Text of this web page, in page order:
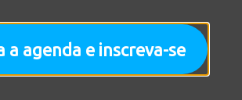
a agenda e inscreva-se
em sintonia, certo? Vale
vendas é o atacante. Se a
para fora, de nada adiantou o
entre os jogadores de um